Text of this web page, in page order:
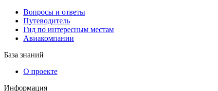
Вопросы и ответы
Путеводитель
Гид по интересным местам
Авиакомпании
База знаний
О проекте
Информация